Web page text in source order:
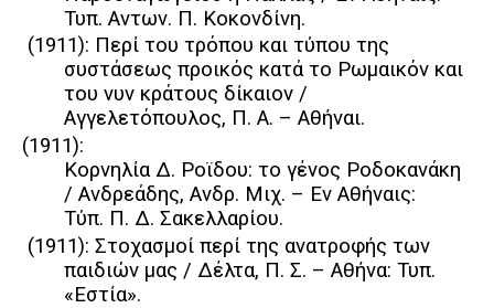
Τυπ. Αντων. Π. Κοκονδίνη.
(1911): Περί του τρόπου και τύπου της
συστάσεως προικός κατά το Ρωμαικόν και
του νυν κράτους δίκαιον /
Αγγελετόπουλος, Π. Α. – Αθήναι.
(1911):
Κορνηλία Δ. Ροϊδου: το γένος Ροδοκανάκη
/ Ανδρεάδης, Ανδρ. Μιχ. – Εν Αθήναις:
Τύπ. Π. Δ. Σακελλαρίου.
(1911): Στοχασμοί περί της ανατροφής των
παιδιών μας / Δέλτα, Π. Σ. – Αθήνα: Τυπ.
«Εστία».